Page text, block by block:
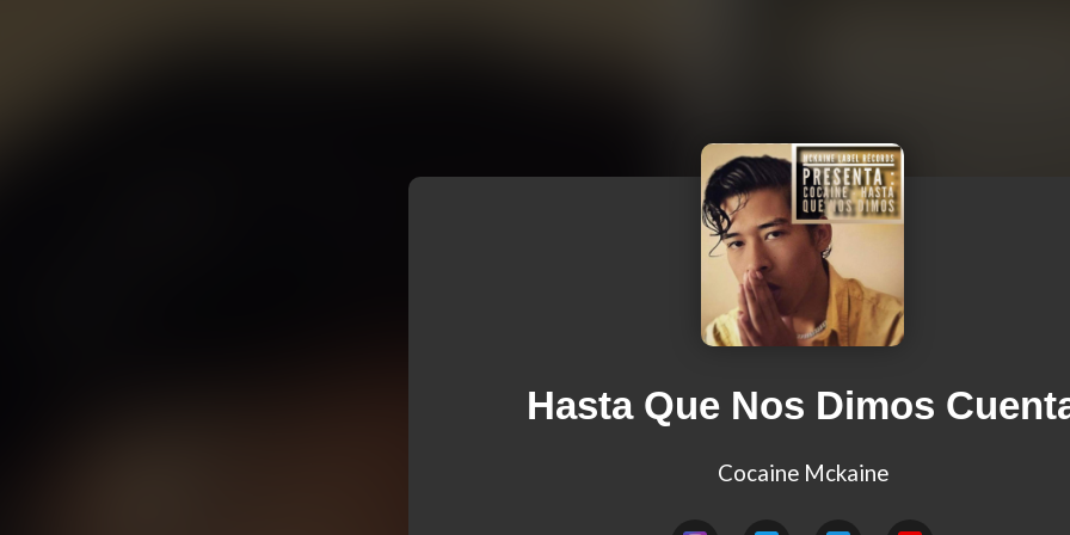
Hasta Que Nos Dimos
Cocaine Mckaine